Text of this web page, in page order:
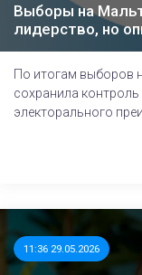
Выборы на
лидерство, но
По итогам выборов
сохранила
электорального
11:36 29.05.2026